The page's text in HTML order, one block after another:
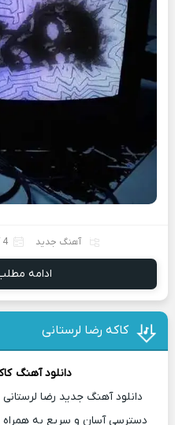
آهنگ جدید 4 آگوست 2026
ادامه
کاکه رضا لرستانی
دانلود آهنگ
دانلود آهنگ جدید رضا
دسترسی آسان و سریع به